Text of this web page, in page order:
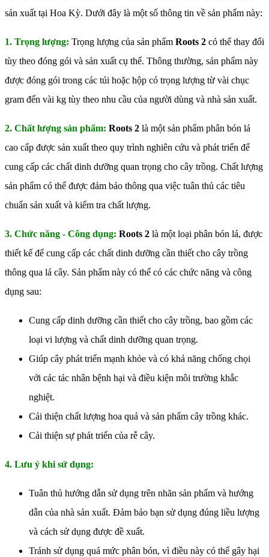
sản xuất tại Hoa Kỳ. Dưới đây là một số thông tin về sản phẩm này:
1. Trọng lượng: Trọng lượng của sản phẩm Roots 2 có thể thay đổi
tùy theo đóng gói và sản xuất cụ thể. Thông thường, sản phẩm này
được đóng gói trong các túi hoặc hộp có trọng lượng từ vài chục
gram đến vài kg tùy theo nhu cầu của người dùng và nhà sản xuất.
2. Chất lượng sản phẩm: Roots 2 là một sản phẩm phân bón lá
cao cấp được sản xuất theo quy trình nghiên cứu và phát triển để
cung cấp các chất dinh dưỡng quan trọng cho cây trồng. Chất lượng
sản phẩm có thể được đảm bảo thông qua việc tuân thủ các tiêu
chuẩn sản xuất và kiểm tra chất lượng.
3. Chức năng - Công dụng: Roots 2 là một loại phân bón lá, được
thiết kế để cung cấp các chất dinh dưỡng cần thiết cho cây trồng
thông qua lá cây. Sản phẩm này có thể có các chức năng và công
dụng sau:
Cung cấp dinh dưỡng cần thiết cho cây trồng, bao gồm các
loại vi lượng và chất dinh dưỡng quan trọng.
Giúp cây phát triển mạnh khỏe và có khả năng chống chọi
với các tác nhân bệnh hại và điều kiện môi trường khắc
nghiệt.
Cải thiện chất lượng hoa quả và sản phẩm cây trồng khác.
Cải thiện sự phát triển của rễ cây.
4. Lưu ý khi sử dụng:
Tuân thủ hướng dẫn sử dụng trên nhãn sản phẩm và hướng
dẫn của nhà sản xuất. Đảm bảo bạn sử dụng đúng liều lượng
và cách sử dụng được đề xuất.
Tránh sử dụng quá mức phân bón, vì điều này có thể gây hại